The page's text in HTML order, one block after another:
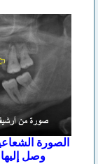
الصورة
وصل